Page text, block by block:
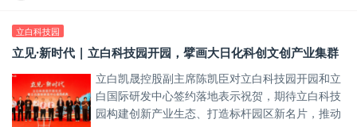
立白科技园
立见·新时代 | 立白科技园开园，擘画大日化科创文创产业集群
立白凯晟控股副主席陈凯臣对立白科技园开园和立
白国际研发中心签约落地表示祝贺，期待立白科技
园构建创新产业生态、打造标杆园区新名片，推动